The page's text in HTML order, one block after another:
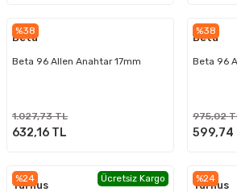
%38
Beta
Beta 96 Allen Anahtar 17mm
1.027,73 TL
632,16 TL
%38
Beta
Beta 96
975,02
599,74
%24 Ücretsiz Kargo
Turnus
%24
Turnus